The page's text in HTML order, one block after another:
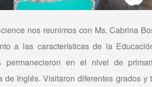
nos reunimos con Ms. Cabrina
a las características de la
en el nivel de
Inglés. Visitaron diferentes grados y